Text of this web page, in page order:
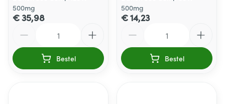
500mg
€ 35,98
Bestel
500mg
€ 14,23
Bestel